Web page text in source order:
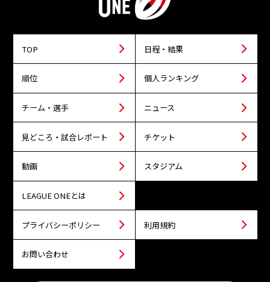
TOP 日程・結果
順位 個人ランキング
チーム・選手 ニュース
見どころ・試合レポート チケット
動画 スタジアム
LEAGUE ONEとは
プライバシーポリシー 利用規約
お問い合わせ